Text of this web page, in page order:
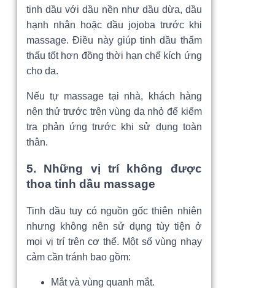
tinh dầu với dầu nền như dầu dừa, dầu
hạnh nhân hoặc dầu jojoba trước khi
massage. Điều này giúp tinh dầu thẩm
thấu tốt hơn đồng thời hạn chế kích ứng
cho da.
Nếu tự massage tại nhà, khách hàng
nên thử trước trên vùng da nhỏ để kiểm
tra phản ứng trước khi sử dụng toàn
thân.
5. Những vị trí không được
thoa tinh dầu massage
Tinh dầu tuy có nguồn gốc thiên nhiên
nhưng không nên sử dụng tùy tiện ở
mọi vị trí trên cơ thể. Một số vùng nhạy
cảm cần tránh bao gồm:
Mắt và vùng quanh mắt.